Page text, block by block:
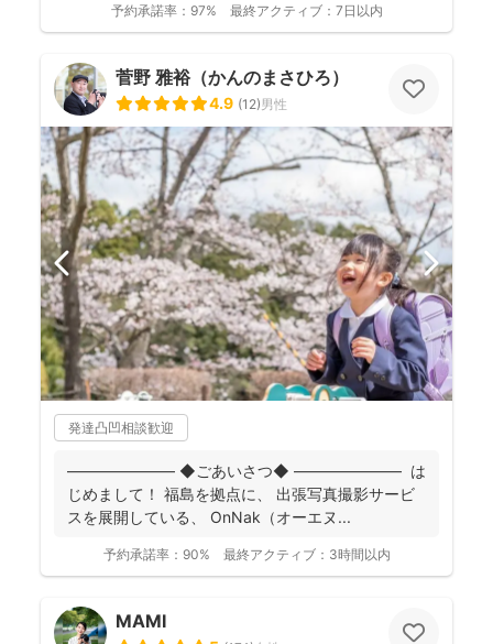
予約承諾率： 97% 最終アクティブ： 7日以内
菅野 雅裕（かんのまさひろ）
4.9 (12)男性
発達凸凹相談歓迎
――――――― ◆ごあいさつ◆ ――――――― は
じめまして！ 福島を拠点に、 出張写真撮影サービ
スを展開している、 OnNak（オーエヌ...
予約承諾率： 90% 最終アクティブ： 3時間以内
MAMI